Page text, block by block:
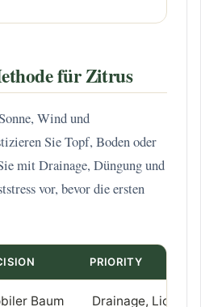
für Zitrus
Wind und
Sie Topf, Boden oder
mit Drainage, Düngung und
vor, bevor die ersten
PRIORITY
Baum Drainage, Licht,